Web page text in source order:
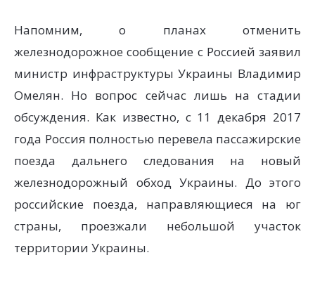
Напомним, о планах отменить
железнодорожное сообщение с Россией заявил
министр инфраструктуры Украины Владимир
Омелян. Но вопрос сейчас лишь на стадии
обсуждения. Как известно, с 11 декабря 2017
года Россия полностью перевела пассажирские
поезда дальнего следования на новый
железнодорожный обход Украины. До этого
российские поезда, направляющиеся на юг
страны, проезжали небольшой участок
территории Украины.